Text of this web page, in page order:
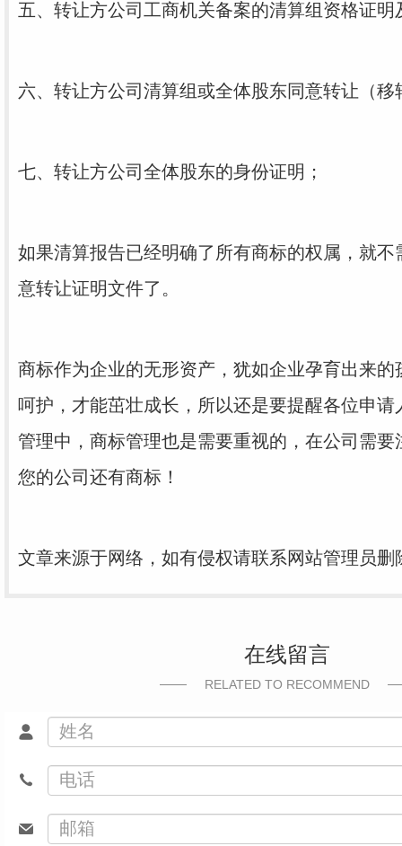
五、转让方公司工商机关备案的清算组资格证
六、转让方公司清算组或全体股东同意转让（移
七、转让方公司全体股东的身份证明；
如果清算报告已经明确了所有商标的权属，就不
意转让证明文件了。
商标作为企业的无形资产，犹如企业孕育出来的
呵护，才能茁壮成长，所以还是要提醒各位申
管理中，商标管理也是需要重视的，在公司需要
您的公司还有商标！
文章来源于网络，如有侵权请联系网站管理员删
在线留言
RELATED TO RECOMMEND